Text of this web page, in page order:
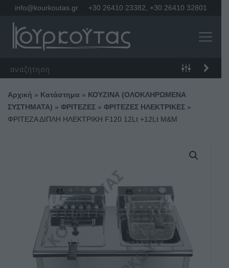
info@kourkoutas.gr +30 26410 23382 +30 26410 32801
Αρχική » Κατάστημα » ΚΟΥΖΙΝΑ (ΟΛΟΚΛΗΡΩΜΕΝΑ
ΣΥΣΤΗΜΑΤΑ) » ΦΡΙΤΕΖΕΣ » ΦΡΙΤΕΖΕΣ ΗΛΕΚΤΡΙΚΕΣ »
ΦΡΙΤΕΖΑ ΔΙΠΛΗ ΗΛΕΚΤΡΙΚΗ F120 12Lt +12Lt M&M